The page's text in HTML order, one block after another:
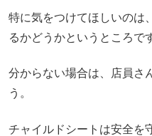
特に気をつけてほしいのは
るかどうかというところで
分からない場合は、店員さ
う。
チャイルドシートは安全を